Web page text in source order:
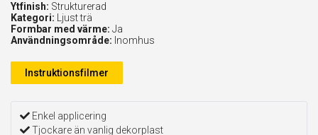
Ytfinish: Strukturerad
Kategori: Ljust trä
Formbar med värme: Ja
Användningsområde: Inomhus
Instruktionsfilmer
Enkel applicering
Tjockare än vanlig dekorplast